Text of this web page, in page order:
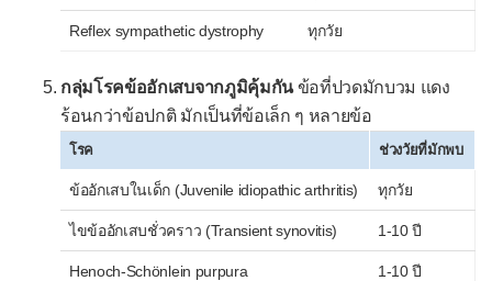
Reflex sympathetic dystrophy ทุกวัย
กลุ่มโรคข้ออักเสบจากภูมิคุ้มกันข้อที่ปวดมักบวม แดง
ร้อนกว่าข้อปกติ มักเป็นที่ข้อเล็ก ๆ หลายข้อ
โรค ช่วงวัยที่มักพบ
ข้ออักเสบในเด็ก (Juvenile idiopathic arthritis) ทุกวัย
ไขข้ออักเสบชั่วคราว (Transient synovitis) 1-10 ปี
Henoch-Schönlein purpura 1-10 ปี